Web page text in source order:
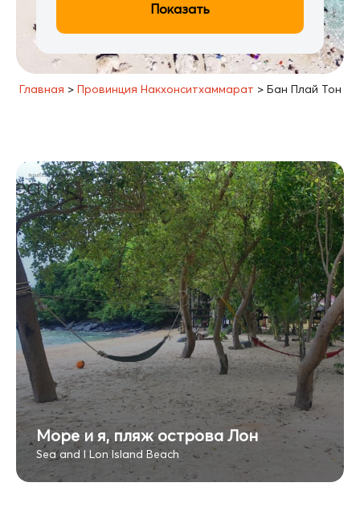
Показать
Главная > Провинция Накхонситхаммарат > Бан Плай Тон
Море и я, пляж острова Лон
Sea and I Lon Island Beach